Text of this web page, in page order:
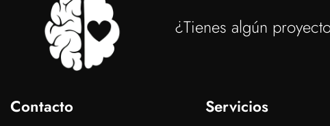
¿Tienes algún
Contacto Servicios